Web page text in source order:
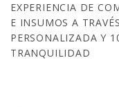
EXPERIENCIA DE
E INSUMOS A
PERSONALIZADA Y
TRANQUILIDAD